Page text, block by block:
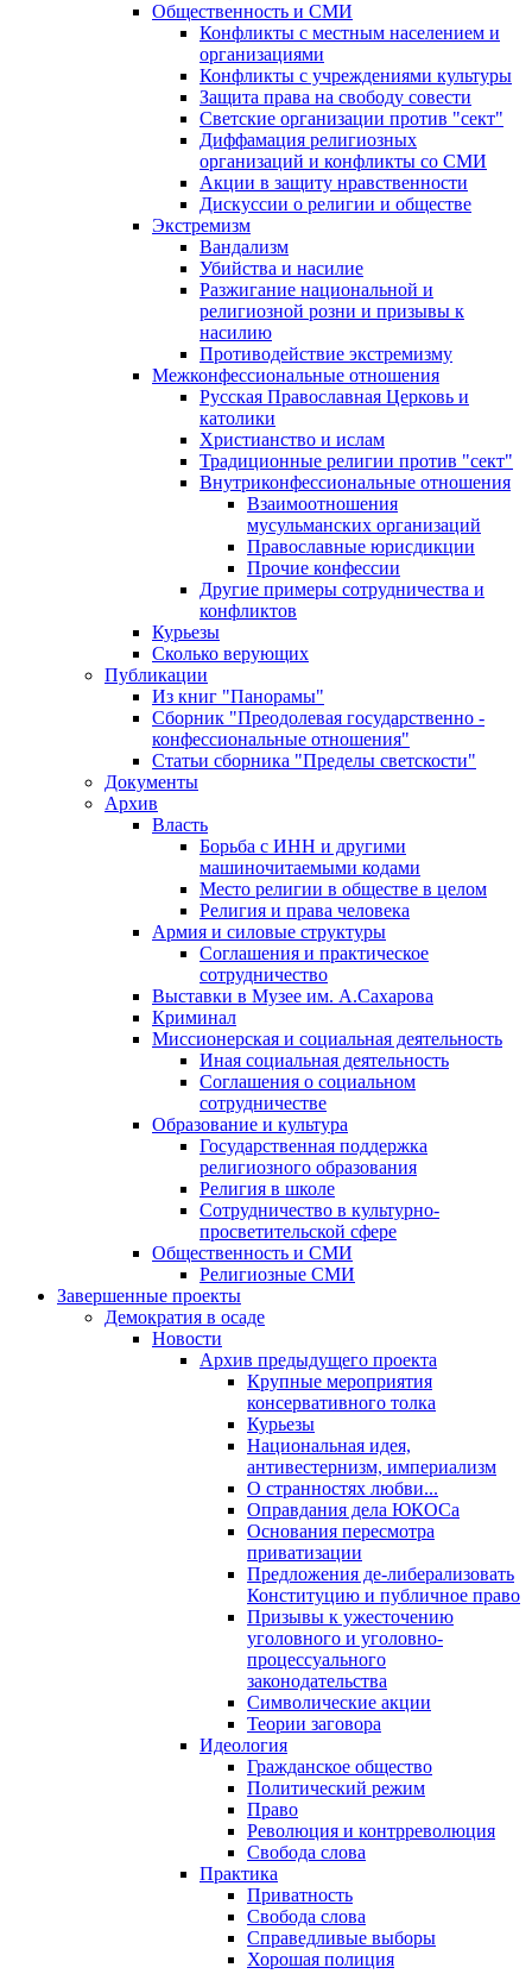
Общественность и СМИ
Конфликты с местным населением и
организациями
Конфликты с учреждениями культуры
Защита права на свободу совести
Светские организации против "сект"
Диффамация религиозных
организаций и конфликты со СМИ
Акции в защиту нравственности
Дискуссии о религии и обществе
Экстремизм
Вандализм
Убийства и насилие
Разжигание национальной и
религиозной розни и призывы к
насилию
Противодействие экстремизму
Межконфессиональные отношения
Русская Православная Церковь и
католики
Христианство и ислам
Традиционные религии против "сект"
Внутриконфессиональные отношения
Взаимоотношения
мусульманских организаций
Православные юрисдикции
Прочие конфессии
Другие примеры сотрудничества и
конфликтов
Курьезы
Сколько верующих
Публикации
Из книг "Панорамы"
Сборник "Преодолевая государственно -
конфессиональные отношения"
Статьи сборника "Пределы светскости"
Документы
Архив
Власть
Борьба с ИНН и другими
машиночитаемыми кодами
Место религии в обществе в целом
Религия и права человека
Армия и силовые структуры
Соглашения и практическое
сотрудничество
Выставки в Музее им. А.Сахарова
Криминал
Миссионерская и социальная деятельность
Иная социальная деятельность
Соглашения о социальном
сотрудничестве
Образование и культура
Государственная поддержка
религиозного образования
Религия в школе
Сотрудничество в культурно-
просветительской сфере
Общественность и СМИ
Религиозные СМИ
Завершенные проекты
Демократия в осаде
Новости
Архив предыдущего проекта
Крупные мероприятия
консервативного толка
Курьезы
Национальная идея,
антивестернизм, империализм
О странностях любви...
Оправдания дела ЮКОСа
Основания пересмотра
приватизации
Предложения де-либерализовать
Конституцию и публичное право
Призывы к ужесточению
уголовного и уголовно-
процессуального
законодательства
Символические акции
Теории заговора
Идеология
Гражданское общество
Политический режим
Право
Революция и контрреволюция
Свобода слова
Практика
Приватность
Свобода слова
Справедливые выборы
Хорошая полиция